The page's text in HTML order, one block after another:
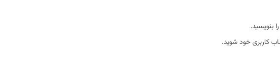
بنویسید.
کاربری خود شوید.